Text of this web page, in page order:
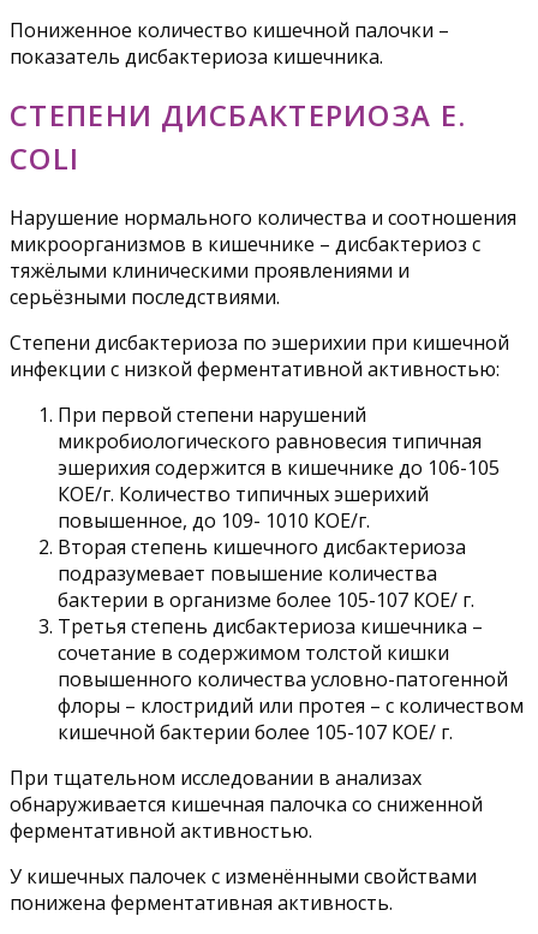
Пониженное количество кишечной палочки –
показатель дисбактериоза кишечника.
СТЕПЕНИ ДИСБАКТЕРИОЗА E.
COLI
Нарушение нормального количества и соотношения
микроорганизмов в кишечнике – дисбактериоз с
тяжёлыми клиническими проявлениями и
серьёзными последствиями.
Степени дисбактериоза по эшерихии при кишечной
инфекции с низкой ферментативной активностью:
При первой степени нарушений
микробиологического равновесия типичная
эшерихия содержится в кишечнике до 106-105
КОЕ/г. Количество типичных эшерихий
повышенное, до 109- 1010 КОЕ/г.
Вторая степень кишечного дисбактериоза
подразумевает повышение количества
бактерии в организме более 105-107 КОЕ/ г.
Третья степень дисбактериоза кишечника –
сочетание в содержимом толстой кишки
повышенного количества условно-патогенной
флоры – клостридий или протея – с количеством
кишечной бактерии более 105-107 КОЕ/ г.
При тщательном исследовании в анализах
обнаруживается кишечная палочка со сниженной
ферментативной активностью.
У кишечных палочек с изменёнными свойствами
понижена ферментативная активность.